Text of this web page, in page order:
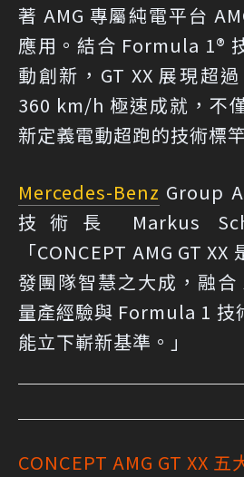
著 AMG 專屬純電平台
應用。結合 Formula 1®
動創新，GT XX 展現超
360 km/h 極速成就，不
新定義電動超跑的技術標
Mercedes-Benz Group
技術長 Markus
「CONCEPT AMG GT
發團隊智慧之大成，融合
量產經驗與 Formula 1 技
能立下嶄新基準。」
CONCEPT AMG GT XX 五